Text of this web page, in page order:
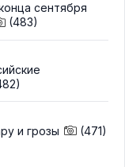
сентября
(483)
и грозы (471)